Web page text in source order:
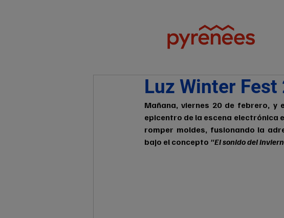
Luz Winter
Mañana, viernes 20 de febrero, y
epicentro de la escena electrónica
romper moldes, fusionando la
bajo el concepto "El sonido del